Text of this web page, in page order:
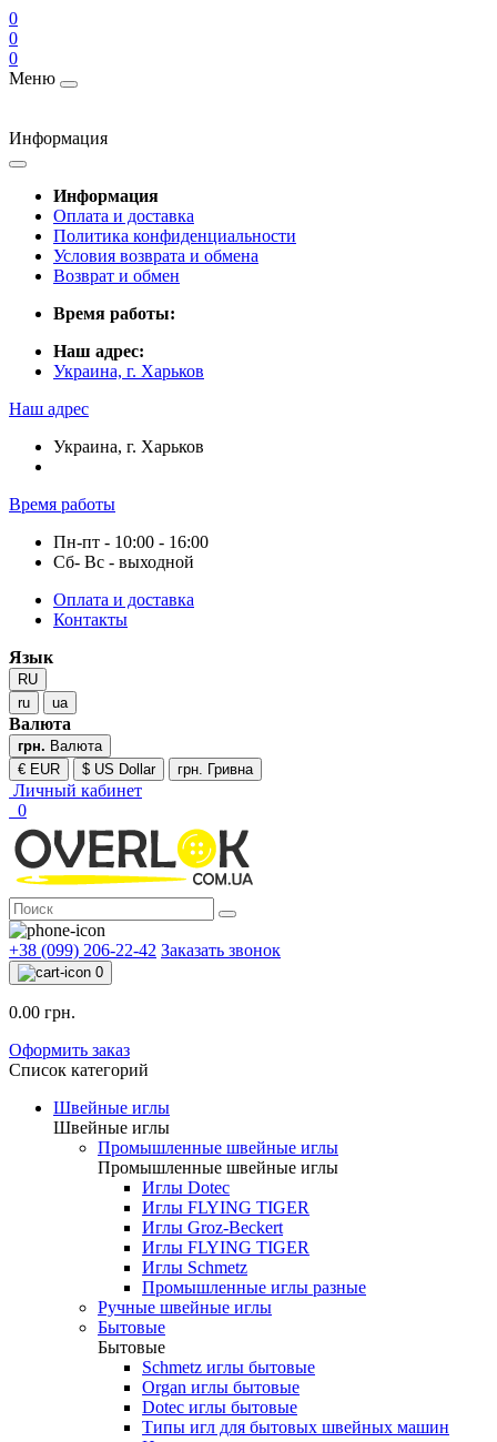
0
0
0
Меню
Информация
Информация
Оплата и доставка
Политика конфиденциальности
Условия возврата и обмена
Возврат и обмен
Время работы:
Наш адрес:
Украина, г. Харьков
Наш адрес
Украина, г. Харьков
Время работы
Пн-пт - 10:00 - 16:00
Сб- Вс - выходной
Оплата и доставка
Контакты
Язык
RU
ru
ua
Валюта
грн. Валюта
€ EUR
$ US Dollar грн. Гривна
Личный кабинет
0
+38 (099) 206-22-42 Заказать звонок
0
0.00 грн.
Оформить заказ
Список категорий
Швейные иглы
Швейные иглы
Промышленные швейные иглы
Промышленные швейные иглы
Иглы Dotec
Иглы FLYING TIGER
Иглы Groz-Beckert
Иглы FLYING TIGER
Иглы Schmetz
Промышленные иглы разные
Ручные швейные иглы
Бытовые
Бытовые
Schmetz иглы бытовые
Organ иглы бытовые
Dotec иглы бытовые
Типы игл для бытовых швейных машин